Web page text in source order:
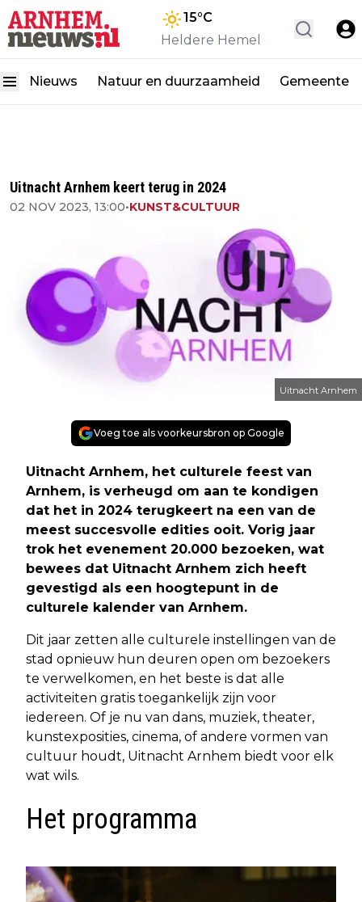
15°C
Heldere Hemel
Nieuws Natuur en duurzaamheid Gemeente
Uitnacht Arnhem keert terug in 2024
02 NOV 2023, 13:00•KUNST&CULTUUR
Uitnacht Arnhem
Voeg toe als voorkeursbron op Google
Uitnacht Arnhem, het culturele feest van
Arnhem, is verheugd om aan te kondigen
dat het in 2024 terugkeert na een van de
meest succesvolle edities ooit. Vorig jaar
trok het evenement 20.000 bezoeken, wat
bewees dat Uitnacht Arnhem zich heeft
gevestigd als een hoogtepunt in de
culturele kalender van Arnhem.
Dit jaar zetten alle culturele instellingen van de
stad opnieuw hun deuren open om bezoekers
te verwelkomen, en het beste is dat alle
activiteiten gratis toegankelijk zijn voor
iedereen. Of je nu van dans, muziek, theater,
kunstexposities, cinema, of andere vormen van
cultuur houdt, Uitnacht Arnhem biedt voor elk
wat wils.
Het programma